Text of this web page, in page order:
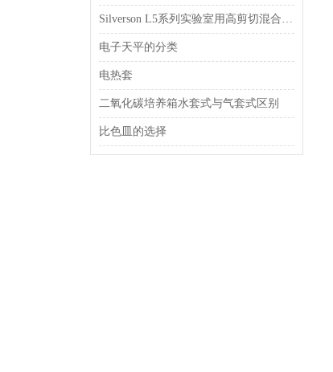
Silverson L5系列实验室用高剪切混合乳化器
电子天平的分类
电热套
二氧化碳培养箱水套式与气套式区别
比色皿的选择